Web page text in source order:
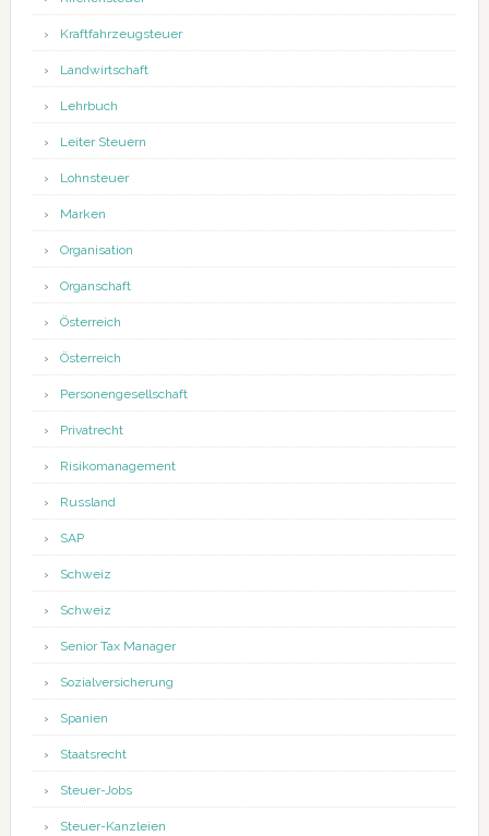
Kraftfahrzeugsteuer
Landwirtschaft
Lehrbuch
Leiter Steuern
Lohnsteuer
Marken
Organisation
Organschaft
Österreich
Österreich
Personengesellschaft
Privatrecht
Risikomanagement
Russland
SAP
Schweiz
Schweiz
Senior Tax Manager
Sozialversicherung
Spanien
Staatsrecht
Steuer-Jobs
Steuer-Kanzleien